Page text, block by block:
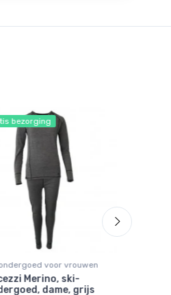
bezorging
voor vrouwen
Merino, ski-
dame, grijs